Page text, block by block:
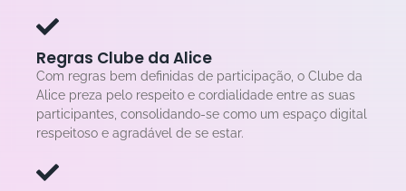
Regras Clube da Alice
Com regras bem definidas de participação, o Clube da
Alice preza pelo respeito e cordialidade entre as suas
participantes, consolidando-se como um espaço digital
respeitoso e agradável de se estar.